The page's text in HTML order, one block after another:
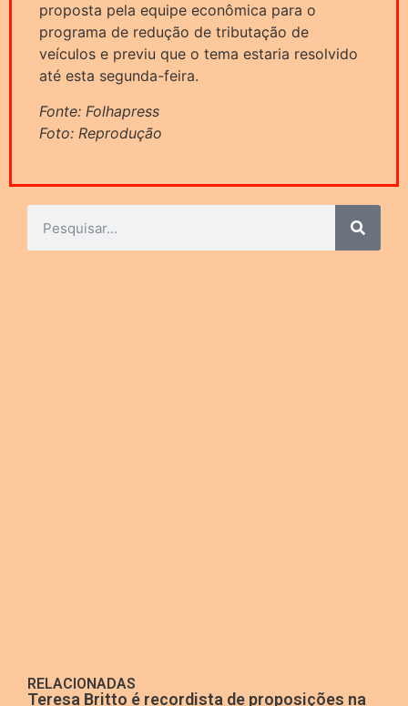
proposta pela equipe econômica para o
programa de redução de tributação de
veículos e previu que o tema estaria resolvido
até esta segunda-feira.
Fonte: Folhapress
Foto: Reprodução
RELACIONADAS
Teresa Britto é recordista de proposições na